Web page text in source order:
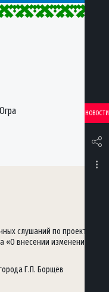
НОВОСТИ
слушаний по проекту
«О внесении изменений
Г.П. Борщёв